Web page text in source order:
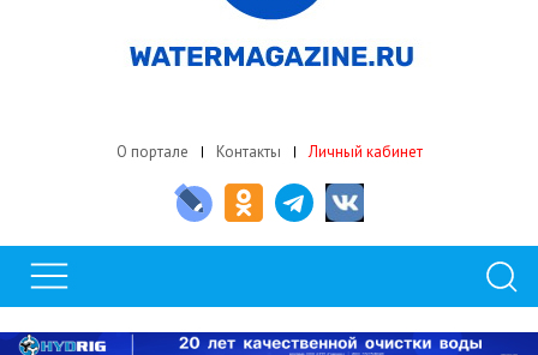
О портале Контакты Личный кабинет